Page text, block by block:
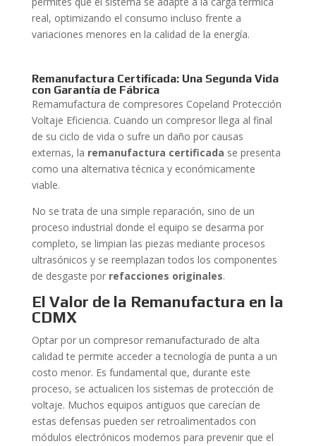
real, optimizando el consumo incluso frente a
variaciones menores en la calidad de la energía.
Remanufactura Certificada: Una Segunda Vida
con Garantía de Fábrica
Remamufactura de compresores Copeland Protección
Voltaje Eficiencia. Cuando un compresor llega al final
de su ciclo de vida o sufre un daño por causas
externas, la remanufactura certificada se presenta
como una alternativa técnica y económicamente
viable.
No se trata de una simple reparación, sino de un
proceso industrial donde el equipo se desarma por
completo, se limpian las piezas mediante procesos
ultrasónicos y se reemplazan todos los componentes
de desgaste por refacciones originales.
El Valor de la Remanufactura en la
CDMX
Optar por un compresor remanufacturado de alta
calidad te permite acceder a tecnología de punta a un
costo menor. Es fundamental que, durante este
proceso, se actualicen los sistemas de protección de
voltaje. Muchos equipos antiguos que carecían de
estas defensas pueden ser retroalimentados con
módulos electrónicos modernos para prevenir que el